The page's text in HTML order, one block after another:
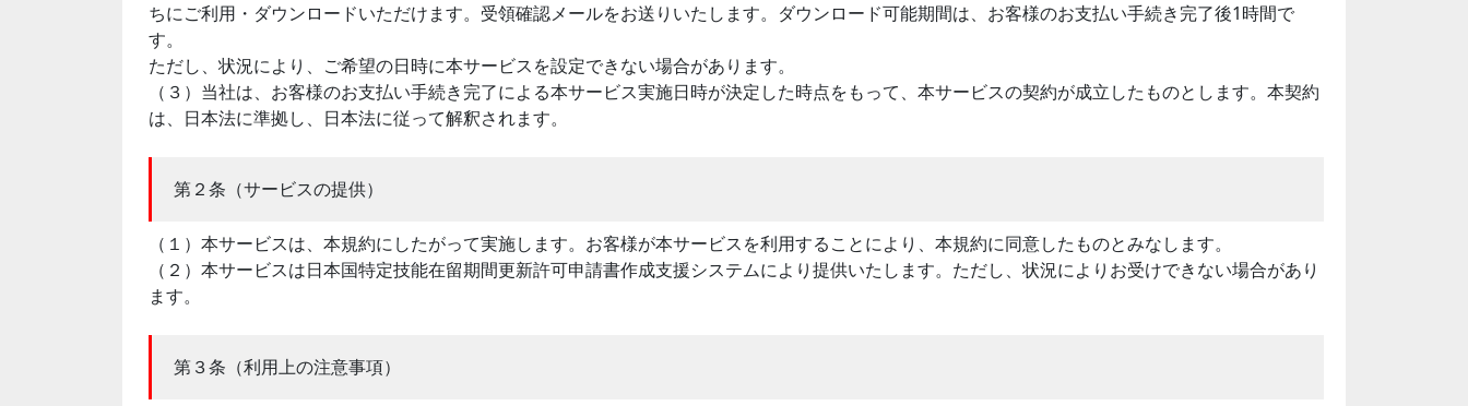
ちにご利用・ダウンロードいただけます。受領確認メールをお送りいたします。ダウンロード可能期間は、お客様のお支払い手続き完了後1時間で
す。
ただし、状況により、ご希望の日時に本サービスを設定できない場合があります。
（３）当社は、お客様のお支払い手続き完了による本サービス実施日時が決定した時点をもって、本サービスの契約が成立したものとします。本契約
は、日本法に準拠し、日本法に従って解釈されます。
第２条（サービスの提供）
（１）本サービスは、本規約にしたがって実施します。お客様が本サービスを利用することにより、本規約に同意したものとみなします。
（２）本サービスは日本国特定技能在留期間更新許可申請書作成支援システムにより提供いたします。ただし、状況によりお受けできない場合があり
ます。
第３条（利用上の注意事項）